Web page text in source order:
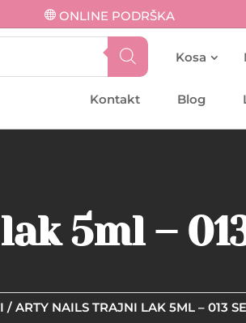
ONLINE PODRŠKA
Kosa
Kontakt Blog
5ml –
/ ARTY NAILS TRAJNI LAK 5ML – 013